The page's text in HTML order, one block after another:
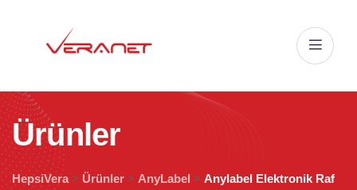
Ürünler
HepsiVera > Ürünler > AnyLabel > Anylabel Elektronik Raf